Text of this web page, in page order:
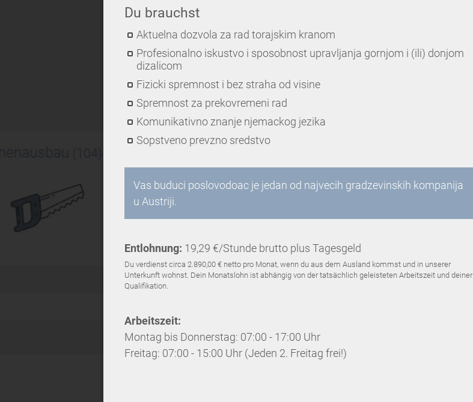
Du brauchst
Aktuelna dozvola za rad torajskim kranom
Profesionalno iskustvo i sposobnost upravljanja gornjom i (ili) donjom
dizalicom
Fizicki spremnost i bez straha od visine
Spremnost za prekovremeni rad
Komunikativno znanje njemackog jezika
Sopstveno prevzno sredstvo
Vas buduci poslovodoac je jedan od najvecih gradzevinskih kompanija
u Austriji.
Entlohnung: 19,29 €/Stunde brutto plus Tagesgeld
Du verdienst circa 2.890,00 € netto pro Monat, wenn du aus dem Ausland kommst und in unserer
Unterkunft wohnst. Dein Monatslohn ist abhängig von der tatsächlich geleisteten Arbeitszeit und deiner
Qualifikation.
Arbeitszeit:
Montag bis Donnerstag: 07:00 - 17:00 Uhr
Freitag: 07:00 - 15:00 Uhr (Jeden 2. Freitag frei!)